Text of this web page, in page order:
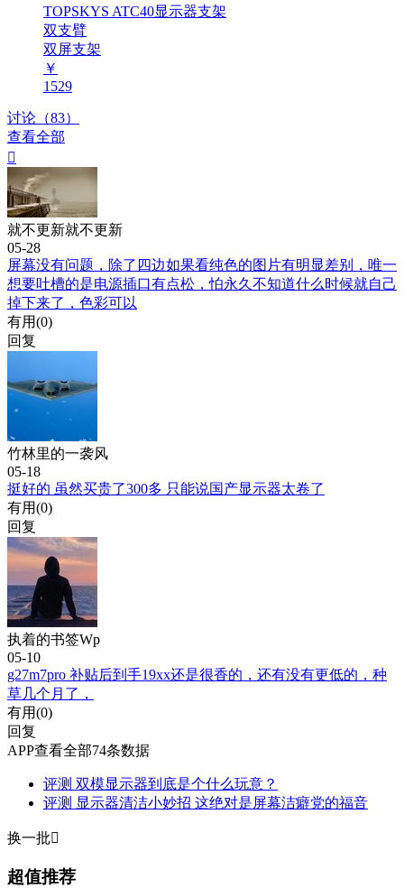
TOPSKYS ATC40显示器支架
双支臂
双屏支架
￥
1529
讨论（83）
查看全部

就不更新就不更新
05-28
屏幕没有问题，除了四边如果看纯色的图片有明显差别，唯一
想要吐槽的是电源插口有点松，怕永久不知道什么时候就自己
掉下来了，色彩可以
有用(0)
回复
竹林里的一袭风
05-18
挺好的 虽然买贵了300多 只能说国产显示器太卷了
有用(0)
回复
执着的书签Wp
05-10
g27m7pro 补贴后到手19xx还是很香的，还有没有更低的，种
草几个月了，
有用(0)
回复
APP查看全部74条数据
评测 双模显示器到底是个什么玩意？
评测 显示器清洁小妙招 这绝对是屏幕洁癖党的福音
换一批
超值推荐